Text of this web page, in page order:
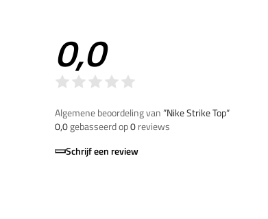
0,0
Algemene beoordeling van”Nike Strike Top“
0,0gebasseerd op0reviews
Schrijf een review